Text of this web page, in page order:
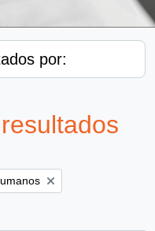
por: